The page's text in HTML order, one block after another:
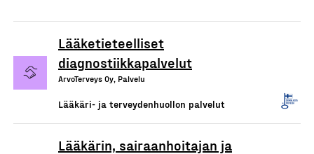
Lääketieteelliset
diagnostiikkapalvelut
ArvoTerveys Oy, Palvelu
Lääkäri- ja terveydenhuollon palvelut
Lääkärin, sairaanhoitajan ja